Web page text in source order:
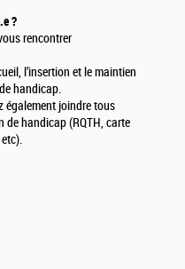
?
rencontrer
l’insertion et le maintien
handicap.
également joindre tous
handicap (RQTH, carte